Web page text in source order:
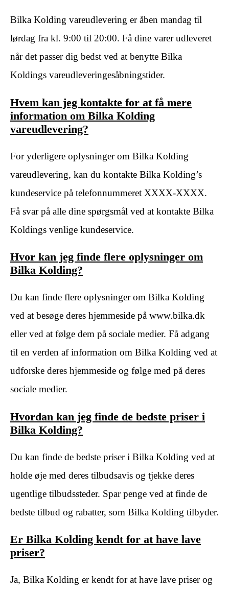
Bilka Kolding vareudlevering er åben mandag til
lørdag fra kl. 9:00 til 20:00. Få dine varer udleveret
når det passer dig bedst ved at benytte Bilka
Koldings vareudleveringesåbningstider.
Hvem kan jeg kontakte for at få mere
information om Bilka Kolding
vareudlevering?
For yderligere oplysninger om Bilka Kolding
vareudlevering, kan du kontakte Bilka Kolding’s
kundeservice på telefonnummeret XXXX-XXXX.
Få svar på alle dine spørgsmål ved at kontakte Bilka
Koldings venlige kundeservice.
Hvor kan jeg finde flere oplysninger om
Bilka Kolding?
Du kan finde flere oplysninger om Bilka Kolding
ved at besøge deres hjemmeside på www.bilka.dk
eller ved at følge dem på sociale medier. Få adgang
til en verden af information om Bilka Kolding ved at
udforske deres hjemmeside og følge med på deres
sociale medier.
Hvordan kan jeg finde de bedste priser i
Bilka Kolding?
Du kan finde de bedste priser i Bilka Kolding ved at
holde øje med deres tilbudsavis og tjekke deres
ugentlige tilbudssteder. Spar penge ved at finde de
bedste tilbud og rabatter, som Bilka Kolding tilbyder.
Er Bilka Kolding kendt for at have lave
priser?
Ja, Bilka Kolding er kendt for at have lave priser og